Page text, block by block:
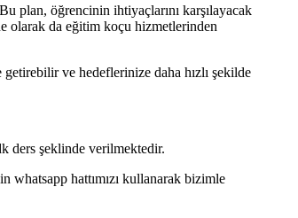
plan, öğrencinin ihtiyaçlarını karşılayacak
olarak da eğitim koçu hizmetlerinden
ve hedeflerinize daha hızlı şekilde
ders şeklinde verilmektedir.
whatsapp hattımızı kullanarak bizimle